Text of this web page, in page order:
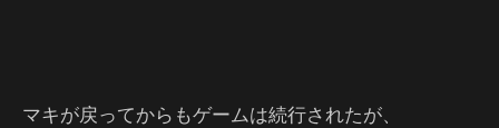
マキが戻ってからもゲームは続行されたが、